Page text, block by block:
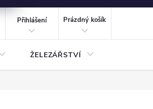
Přihlášení
KOŠÍK
Prázdný košík
ŽELEZÁŘSTVÍ